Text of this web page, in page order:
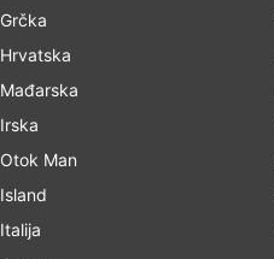
Grčka
Hrvatska
Mađarska
Irska
Otok Man
Island
Italija